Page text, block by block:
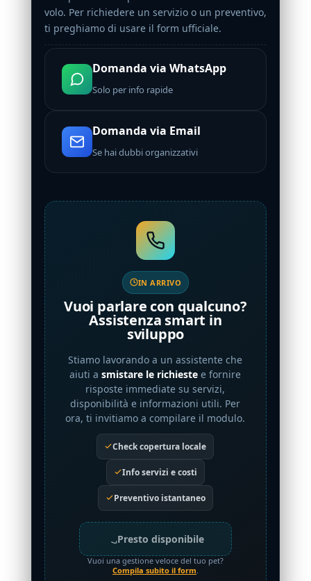
volo. Per richiedere un servizio o un preventivo,
ti preghiamo di usare il form ufficiale.
Domanda via WhatsApp
Solo per info rapide
Domanda via Email
Se hai dubbi organizzativi
IN ARRIVO
Vuoi parlare con qualcuno?
Assistenza smart in
sviluppo
Stiamo lavorando a un assistente che
aiuti asmistare le richieste e fornire
risposte immediate su servizi,
disponibilità e informazioni utili. Per
ora, ti invitiamo a compilare il modulo.
Check copertura locale
Info servizi e costi
Preventivo istantaneo
Presto disponibile
Vuoi una gestione veloce del tuo pet?
Compila subito il form